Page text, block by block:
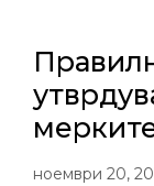
ноември 20,